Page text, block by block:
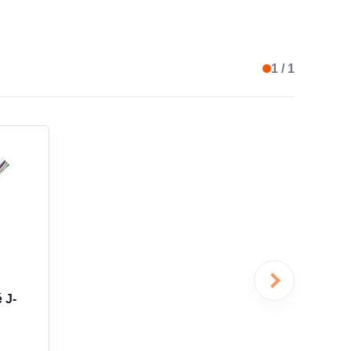
GLOBAL
DE COUCHES DE LA GAINE
1 / 1
J-